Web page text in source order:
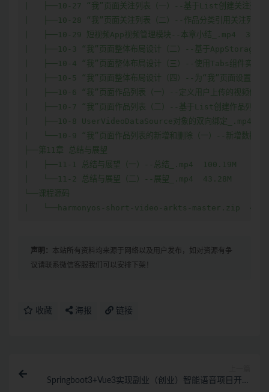
|   ├──10-27 “我”页面关注列表（一）--基于List创建关注列
|   ├──10-28 “我”页面关注列表（二）--作品分类引用关注列表
|   ├──10-29 短视频App视频管理模块--本章小结_.mp4
|   ├──10-3 “我”页面整体布局设计（二）--基于AppStorage创
|   ├──10-4 “我”页面整体布局设计（三）--使用Tabs组件实现
|   ├──10-5 “我”页面整体布局设计（四）--为“我”页面设置背
|   ├──10-6 “我”页面作品列表（一）--定义用户上传的视频信
|   ├──10-7 “我”页面作品列表（二）--基于List创建作品列表
|   ├──10-8 UserVideoDataSource对象的双向绑定_.mp4
|   └──10-9 “我”页面作品列表的新增和删除（一）--新增数据
├──第11章 总结与展望
|   ├──11-1 总结与展望（一）--总结_.mp4  100.19M
|   └──11-2 总结与展望（二）--展望_.mp4  43.28M
└──课程源码
|   └──harmonyos-short-video-arkts-master.zip
声明： 本站所有资料均来源于网络以及用户发布，如对资源有争
议请联系微信客服我们可以安排下架！
收藏 海报 链接
Springboot3+Vue3实现副业（创业）智能语音项目开发